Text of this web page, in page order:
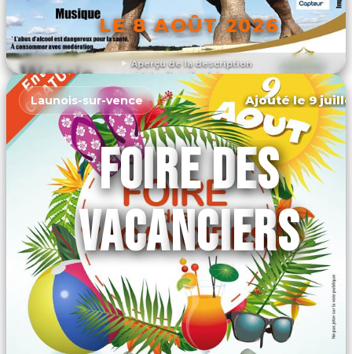
Aperçu de la description
LE 8 AOÛT 2026
DÉCOUVRIR L'ÉVÉNEMENT
Launois-sur-vence Ajouté le 9
FOIRE DES
VACANCIERS